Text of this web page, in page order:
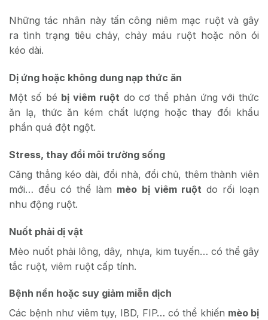
Những tác nhân này tấn công niêm mạc ruột và gây
ra tình trạng tiêu chảy, chảy máu ruột hoặc nôn ói
kéo dài.
Dị ứng hoặc không dung nạp thức ăn
Một số bé bị viêm ruột do cơ thể phản ứng với thức
ăn lạ, thức ăn kém chất lượng hoặc thay đổi khẩu
phần quá đột ngột.
Stress, thay đổi môi trường sống
Căng thẳng kéo dài, đổi nhà, đổi chủ, thêm thành viên
mới… đều có thể làm mèo bị viêm ruột do rối loạn
nhu động ruột.
Nuốt phải dị vật
Mèo nuốt phải lông, dây, nhựa, kim tuyến… có thể gây
tắc ruột, viêm ruột cấp tính.
Bệnh nền hoặc suy giảm miễn dịch
Các bệnh như viêm tụy, IBD, FIP… có thể khiến mèo bị